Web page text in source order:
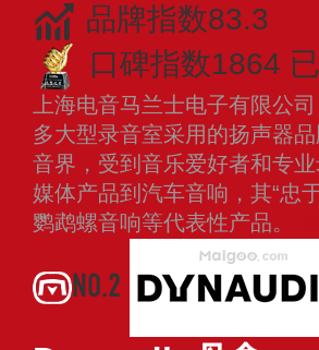
品牌指数83.3
口碑指数1864
上海电音马兰士电子有限公
多大型录音室采用的扬声器
音界，受到音乐爱好者和专
媒体产品到汽车音响，其“忠
鹦鹉螺音响等代表性产品。
NO.2